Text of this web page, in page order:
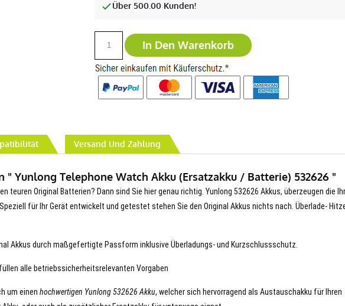
Über 500.00 Kunden!
In Den Warenkorb
Versand Und Zahlung
Yunlong Telephone Watch Akku (Ersatzakku / Batterie) 532626 "
teuren Original Batterien? Dann sind Sie hier genau richtig. Yunlong 532626 Akkus, überzeugen die
für Ihr Gerät entwickelt und getestet stehen Sie den Original Akkus nichts nach. Überlade-
Akkus durch maßgefertigte Passform inklusive Überladungs- und Kurzschlussschutz.
alle betriebssicherheitsrelevanten Vorgaben
um einen hochwertigen Yunlong 532626 Akku, welcher sich hervorragend als Austauschakku für Ihren